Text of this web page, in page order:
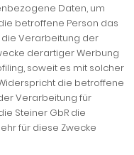
Daten, um
betroffene Person das
Verarbeitung der
derartiger Werbung
soweit es mit solcher
die betroffene
Verarbeitung für
Steiner GbR die
für diese Zwecke